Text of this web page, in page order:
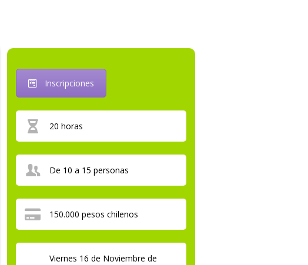
Inscripciones
20 horas
De 10 a 15 personas
150.000 pesos chilenos
Viernes 16 de Noviembre de